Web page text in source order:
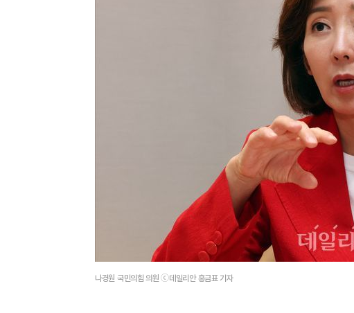
나경원 국민의힘 의원 ⓒ데일리안 홍금표 기자